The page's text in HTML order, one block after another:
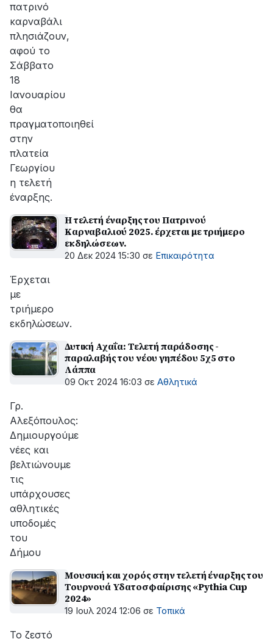
πατρινό
καρναβάλι
πλησιάζουν,
αφού το
Σάββατο
18
Ιανουαρίου
θα
πραγματοποιηθεί
στην
πλατεία
Γεωργίου
η τελετή
έναρξης.
Η τελετή έναρξης του Πατρινού
Καρναβαλιού 2025. έρχεται με τριήμερο
εκδηλώσεων.
20 Δεκ 2024 15:30 σε Επικαιρότητα
Έρχεται
με
τριήμερο
εκδηλώσεων.
Δυτική Αχαΐα: Τελετή παράδοσης -
παραλαβής του νέου γηπέδου 5χ5 στο
Λάππα
09 Οκτ 2024 16:03 σε Αθλητικά
Γρ.
Αλεξόπουλος:
Δημιουργούμε
νέες και
βελτιώνουμε
τις
υπάρχουσες
αθλητικές
υποδομές
του
Δήμου
Μουσική και χορός στην τελετή έναρξης του
Τουρνουά Υδατοσφαίρισης «Pythia Cup
2024»
19 Ιουλ 2024 12:06 σε Τοπικά
Το ζεστό